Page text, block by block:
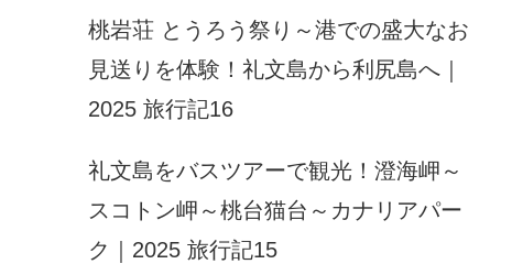
桃岩荘 とうろう祭り～港での盛大なお
見送りを体験！礼文島から利尻島へ｜
2025 旅行記16
礼文島をバスツアーで観光！澄海岬～
スコトン岬～桃台猫台～カナリアパー
ク｜2025 旅行記15